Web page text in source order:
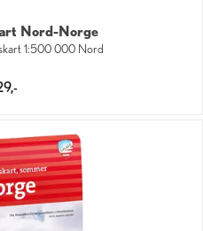
Nord-Norge
1:500 000 Nord